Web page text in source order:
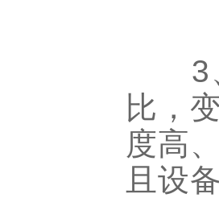
3、
比，
度高
且设